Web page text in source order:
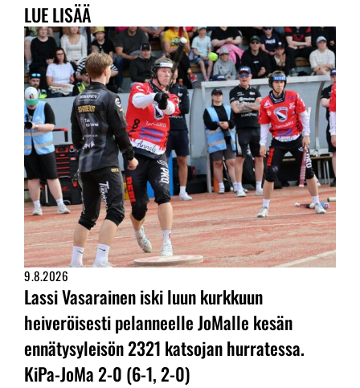
LUE LISÄÄ
9.8.2026
Lassi Vasarainen iski luun kurkkuun
heiveröisesti pelanneelle JoMalle kesän
ennätysyleisön 2321 katsojan hurratessa.
KiPa-JoMa 2-0 (6-1, 2-0)